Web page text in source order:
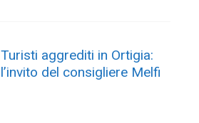
Turisti aggrediti in Ortigia:
l’invito del consigliere Melfi